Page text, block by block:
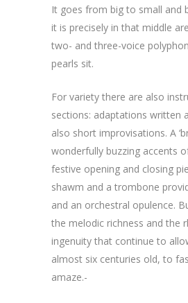
It goes from big to small and
it is precisely in that middle
two- and three-voice
pearls sit.
For variety there are also
sections: adaptations written
also short improvisations. A
wonderfully buzzing accents
festive opening and closing
shawm and a trombone
and an orchestral opulence.
the melodic richness and the
ingenuity that continue to
almost six centuries old, to
amaze.-